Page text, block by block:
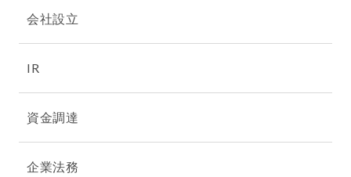
会社設立
IR
資金調達
企業法務